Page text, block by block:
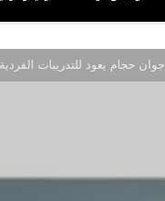
جوان حجام يعود للتدريبات